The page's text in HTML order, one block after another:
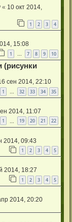
« 10 окт 2014,
1 2 3 4
15:08
1 7 8 9 10
(рисунки
сен 2014, 22:10
1 32 33 34 35
2014, 11:07
1 19 20 21 22
2014, 09:43
1 2 3 4 5
2014, 18:27
1 2 3 4 5
2014, 20:20